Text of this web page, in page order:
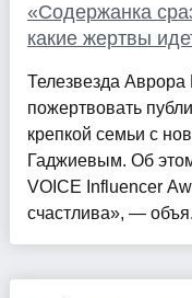
«Содержанка
какие жертвы
Телезвезда Аврора
пожертвовать
крепкой семьи с
Гаджиевым. Об
VOICE Influencer
счастлива», —